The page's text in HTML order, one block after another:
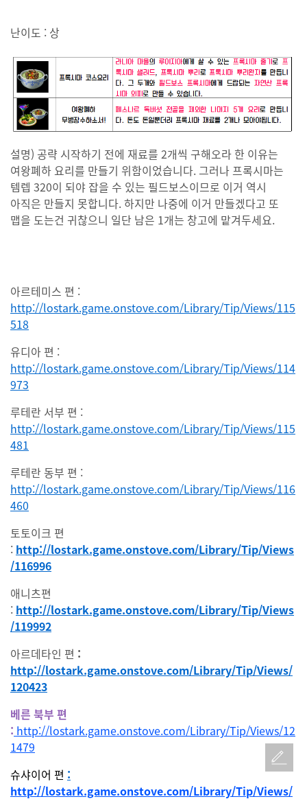
난이도 : 상
설명) 공략 시작하기 전에 재료를 2개씩 구해오라 한 이유는
여왕폐하 요리를 만들기 위함이었습니다. 그러나 프록시마는
템렙 320이 되야 잡을 수 있는 필드보스이므로 이거 역시
아직은 만들지 못합니다. 하지만 나중에 이거 만들겠다고 또
맵을 도는건 귀찮으니 일단 남은 1개는 창고에 맡겨두세요.
아르테미스 편 :
http://lostark.game.onstove.com/Library/Tip/Views/115
518
유디아 편 :
http://lostark.game.onstove.com/Library/Tip/Views/114
973
루테란 서부 편 :
http://lostark.game.onstove.com/Library/Tip/Views/115
481
루테란 동부 편 :
http://lostark.game.onstove.com/Library/Tip/Views/116
460
토토이크 편
: http://lostark.game.onstove.com/Library/Tip/Views
/116996
애니츠편
: http://lostark.game.onstove.com/Library/Tip/Views
/119992
아르데타인 편 :
http://lostark.game.onstove.com/Library/Tip/Views/
120423
베른 북부 편
: http://lostark.game.onstove.com/Library/Tip/Views/12
1479
슈샤이어 편 :
http://lostark.game.onstove.com/Library/Tip/Views/